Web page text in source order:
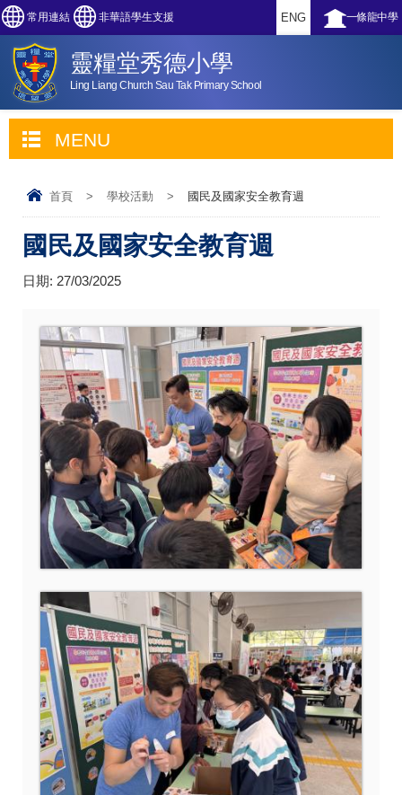
常用連結 非華語學生支援 一條龍中學
ENG
靈糧堂秀德小學
Ling Liang Church Sau Tak Primary School
MENU
首頁 > 學校活動 > 國民及國家安全教育週
國民及國家安全教育週
日期: 27/03/2025